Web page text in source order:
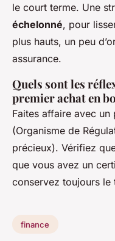
le court terme. Une
échelonné, pour
plus hauts, un peu
assurance.
Quels sont les
premier achat en
Faites affaire avec un
(Organisme de
précieux). Vérifiez
que vous avez un
conservez toujours le
finance